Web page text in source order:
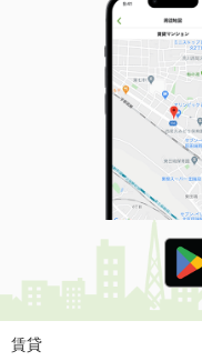
賃貸